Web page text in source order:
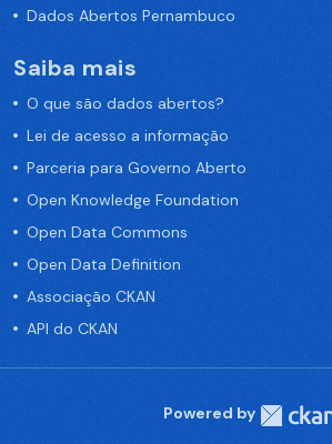
Dados Abertos Pernambuco
Saiba mais
O que são dados abertos?
Lei de acesso a informação
Parceria para Governo Aberto
Open Knowledge Foundation
Open Data Commons
Open Data Definition
Associação CKAN
API do CKAN
Powered by